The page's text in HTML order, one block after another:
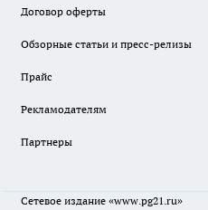
Договор оферты
Обзорные статьи и пресс-релизы
Прайс
Рекламодателям
Партнеры
Сетевое издание «www.pg21.ru»